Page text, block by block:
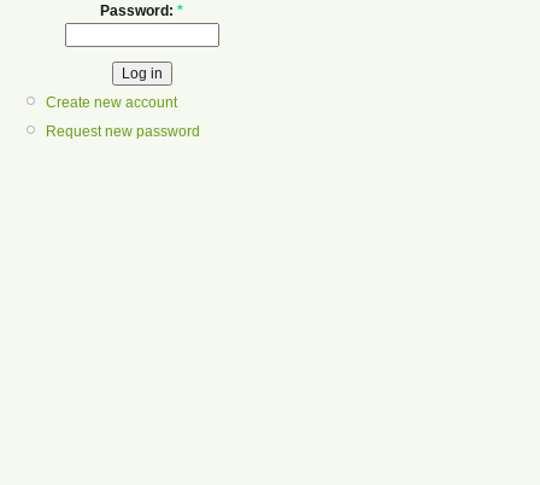
Password: *
Create new account
Request new password